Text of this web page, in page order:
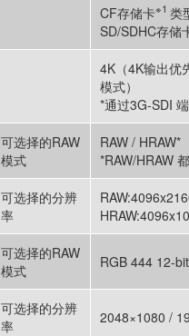
CF存储卡※1 类
SD/SDHC存储
4K（4K输出优
模式）
*通过3G-SDI
可选择的RAW
模式
RAW / HRAW*
*RAW/HRAW
可选择的分辨
率
可选择的RAW
模式
RGB 444 12-
可选择的分辨
率
2048×1080 /